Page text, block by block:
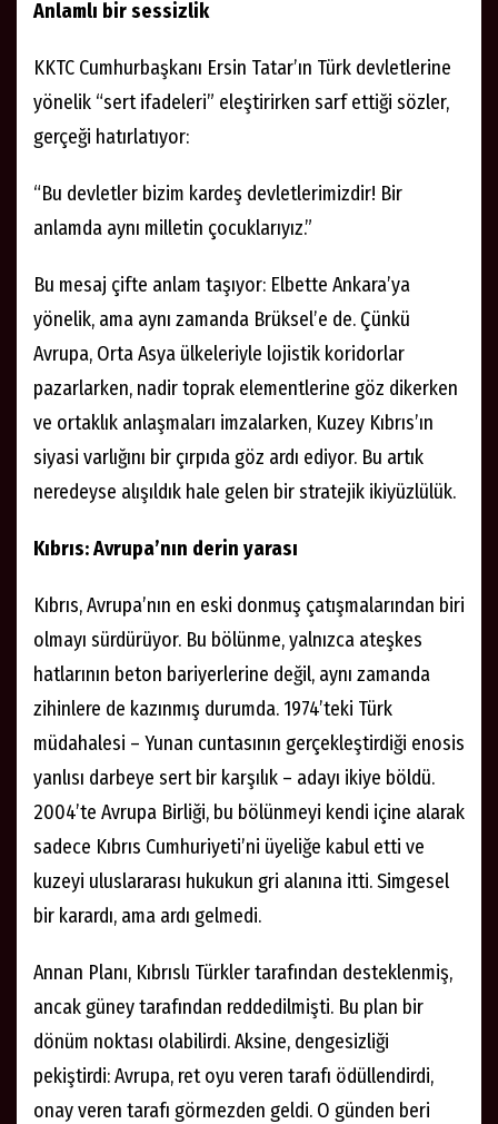
Anlamlı bir sessizlik
KKTC Cumhurbaşkanı Ersin Tatar’ın Türk devletlerine
yönelik “sert ifadeleri” eleştirirken sarf ettiği sözler,
gerçeği hatırlatıyor:
“Bu devletler bizim kardeş devletlerimizdir! Bir
anlamda aynı milletin çocuklarıyız.”
Bu mesaj çifte anlam taşıyor: Elbette Ankara’ya
yönelik, ama aynı zamanda Brüksel’e de. Çünkü
Avrupa, Orta Asya ülkeleriyle lojistik koridorlar
pazarlarken, nadir toprak elementlerine göz dikerken
ve ortaklık anlaşmaları imzalarken, Kuzey Kıbrıs’ın
siyasi varlığını bir çırpıda göz ardı ediyor. Bu artık
neredeyse alışıldık hale gelen bir stratejik ikiyüzlülük.
Kıbrıs: Avrupa’nın derin yarası
Kıbrıs, Avrupa’nın en eski donmuş çatışmalarından biri
olmayı sürdürüyor. Bu bölünme, yalnızca ateşkes
hatlarının beton bariyerlerine değil, aynı zamanda
zihinlere de kazınmış durumda. 1974’teki Türk
müdahalesi – Yunan cuntasının gerçekleştirdiği enosis
yanlısı darbeye sert bir karşılık – adayı ikiye böldü.
2004’te Avrupa Birliği, bu bölünmeyi kendi içine alarak
sadece Kıbrıs Cumhuriyeti’ni üyeliğe kabul etti ve
kuzeyi uluslararası hukukun gri alanına itti. Simgesel
bir karardı, ama ardı gelmedi.
Annan Planı, Kıbrıslı Türkler tarafından desteklenmiş,
ancak güney tarafından reddedilmişti. Bu plan bir
dönüm noktası olabilirdi. Aksine, dengesizliği
pekiştirdi: Avrupa, ret oyu veren tarafı ödüllendirdi,
onay veren tarafı görmezden geldi. O günden beri